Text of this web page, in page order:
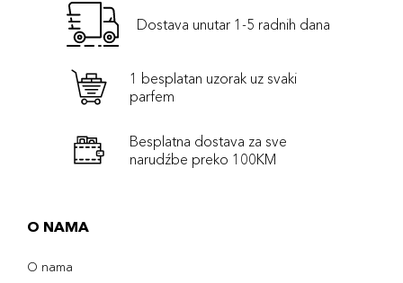
Dostava unutar 1-5 radnih dana
1 besplatan uzorak uz svaki
parfem
Besplatna dostava za sve
narudźbe preko 100KM
O NAMA
O nama